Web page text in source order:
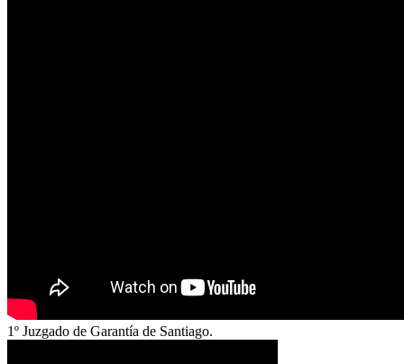
1º Juzgado de Garantía de Santiago.